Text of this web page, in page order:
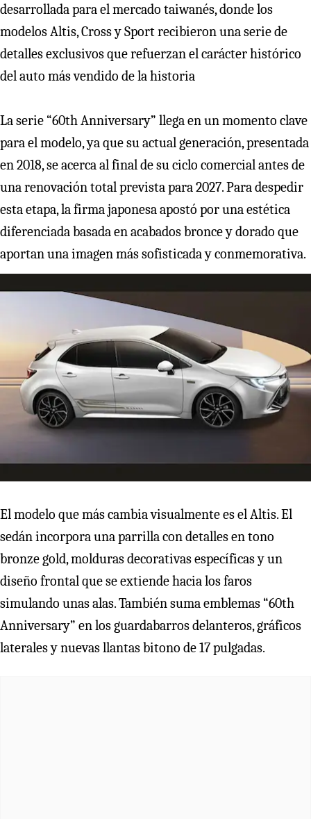
desarrollada para el mercado taiwanés, donde los
modelos Altis, Cross y Sport recibieron una serie de
detalles exclusivos que refuerzan el carácter histórico
del auto más vendido de la historia
La serie “60th Anniversary” llega en un momento clave
para el modelo, ya que su actual generación, presentada
en 2018, se acerca al final de su ciclo comercial antes de
una renovación total prevista para 2027. Para despedir
esta etapa, la firma japonesa apostó por una estética
diferenciada basada en acabados bronce y dorado que
aportan una imagen más sofisticada y conmemorativa.
El modelo que más cambia visualmente es el Altis. El
sedán incorpora una parrilla con detalles en tono
bronze gold, molduras decorativas específicas y un
diseño frontal que se extiende hacia los faros
simulando unas alas. También suma emblemas “60th
Anniversary” en los guardabarros delanteros, gráficos
laterales y nuevas llantas bitono de 17 pulgadas.